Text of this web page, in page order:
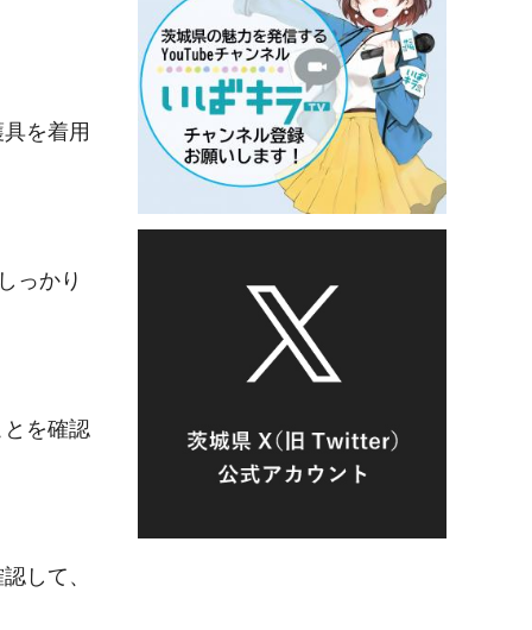
を着用
っかり
を確認
して、